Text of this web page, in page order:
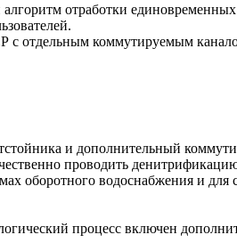
алгоритм отработки
коммутируемым
и дополнительный
проводить
оборотного водоснабжения и
процесс включен